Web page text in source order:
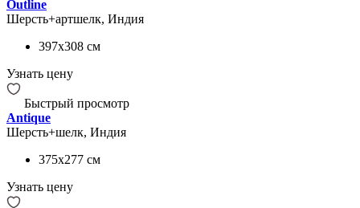
Outline
Шерсть+артшелк, Индия
397x308 см
Узнать цену
Быстрый просмотр
Antique
Шерсть+шелк, Индия
375x277 см
Узнать цену